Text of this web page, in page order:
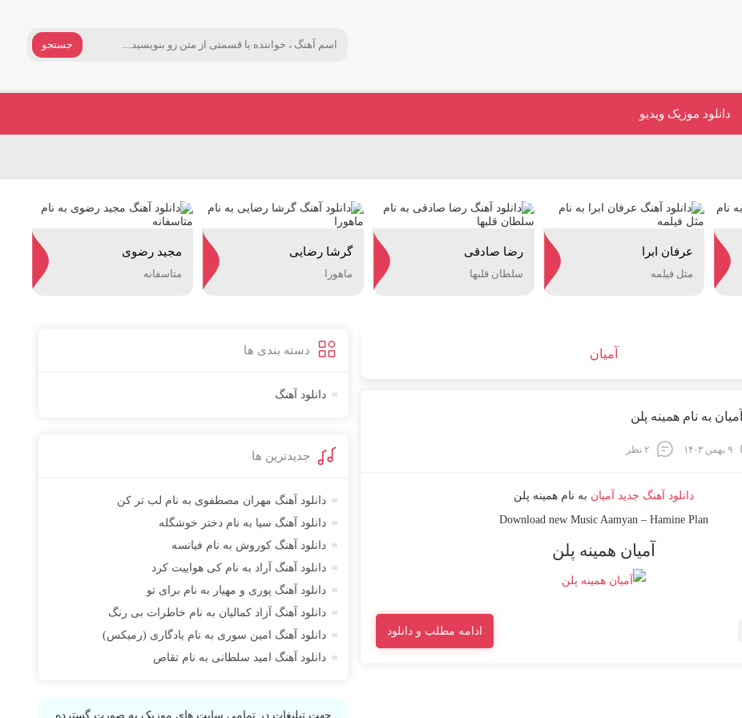
جستجو
دانلود موزیک ویدیو
عرفان ابرا
مثل فیلمه
رضا صادقی
سلطان قلبها
گرشا رضایی
ماهورا
مجید رضوی
متاسفانه
آمیان
به نام همینه پلن
۹ بهمن ۱۴۰۳ ۲ نظر
دانلود آهنگ جدید آمیان به نامهمینه پلن
Download new Music Aamyan – Hamine Plan
آمیان همینه پلن
ادامه مطلب و دانلود
دسته بندی ها
دانلود آهنگ
جدیدترین ها
دانلود آهنگ مهران مصطفوی به نام لب تر کن
دانلود آهنگ سیا به نام دختر خوشگله
دانلود آهنگ کوروش به نام فیانسه
دانلود آهنگ آراد به نام کی هواییت کرد
دانلود آهنگ پوری و مهیار به نام برای تو
دانلود آهنگ آزاد کمالیان به نام خاطرات بی رنگ
دانلود آهنگ امین سوری به نام یادگاری (رمیکس)
دانلود آهنگ امید سلطانی به نام تقاص
جهت تبلیغات در تمامی سایت های موزیک به صورت گسترده